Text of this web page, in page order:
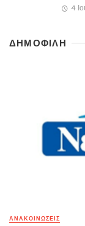
4
ΔΗΜΟΦΙΛΗ
ΑΝΑΚΟΙΝΏΣΕΙΣ